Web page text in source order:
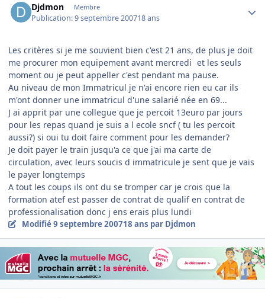
Djdmon Membre
Publication:9 septembre 200718 ans
Les critères si je me souvient bien c'est 21 ans, de plus je doit
me procurer mon equipement avant mercredi et les seuls
moment ou je peut appeller c'est pendant ma pause.
Au niveau de mon Immatricul je n'ai encore rien eu car ils
m'ont donner une immatricul d'une salarié née en 69...
J ai apprit par une collegue que je percoit 13euro par jours
pour les repas quand je suis a l ecole sncf ( tu les percoit
aussi?) si oui tu doit faire comment pour les demander?
Je doit payer le train jusqu'a ce que j'ai ma carte de
circulation, avec leurs soucis d immatricule je sent que je vais
le payer longtemps
A tout les coups ils ont du se tromper car je crois que la
formation atef est passer de contrat de qualif en contrat de
professionalisation donc j ens erais plus lundi
Modifié9 septembre 200718 ans par Djdmon